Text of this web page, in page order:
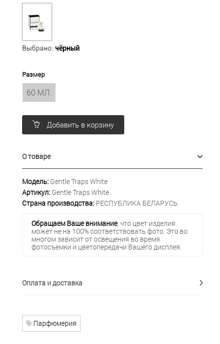
Выбрано: чёрный
Размер
60 МЛ.
Добавить в корзину
О товаре
Модель: Gentle Traps White
Артикул: Gentle Traps White
Страна производства: РЕСПУБЛИКА БЕЛАРУСЬ
Обращаем Ваше внимание, что цвет изделия
может не на 100% соответствовать фото. Это во
многом зависит от освещения во время
фотосъемки и цветопередачи Вашего дисплея.
Оплата и доставка
Парфюмерия